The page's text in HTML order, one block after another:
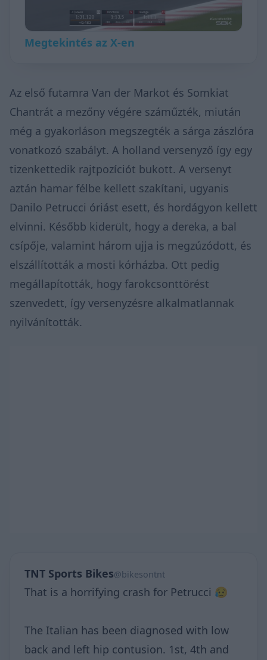
Megtekintés az X-en
Az első futamra Van der Markot és Somkiat
Chantrát a mezőny végére száműzték, miután
még a gyakorláson megszegték a sárga zászlóra
vonatkozó szabályt. A holland versenyző így egy
tizenkettedik rajtpozíciót bukott. A versenyt
aztán hamar félbe kellett szakítani, ugyanis
Danilo Petrucci óriást esett, és hordágyon kellett
elvinni. Később kiderült, hogy a dereka, a bal
csípője, valamint három ujja is megzúzódott, és
elszállították a mosti kórházba. Ott pedig
megállapították, hogy farokcsonttörést
szenvedett, így versenyzésre alkalmatlannak
nyilvánították.
TNT Sports Bikes@bikesontnt
That is a horrifying crash for Petrucci 😥
The Italian has been diagnosed with low
back and left hip contusion. 1st, 4th and